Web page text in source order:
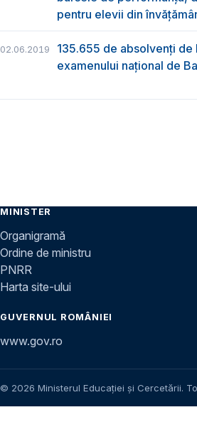
pentru elevii din
02.06.2019
135.655 de absolvenţi
examenului naţional de
MINISTER
Organigramă
Ordine de ministru
PNRR
Harta site-ului
GUVERNUL ROMÂNIEI
www.gov.ro
© 2026 Ministerul Educației și Cercetării.